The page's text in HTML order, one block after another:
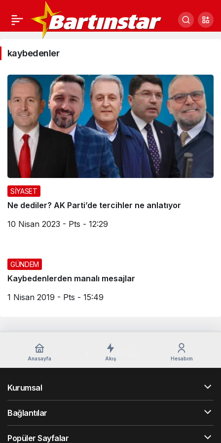
kaybedenler
kaybedenler
SİYASET
Ne dediler? AK Parti’de tercihler ne anlatıyor
10 Nisan 2023 - Pts - 12:29
GÜNDEM
Kaybedenlerden manalı mesajlar
1 Nisan 2019 - Pts - 15:49
Anasayfa Akış Hesabım
Kurumsal
Bağlantılar
Popüler Sayfalar